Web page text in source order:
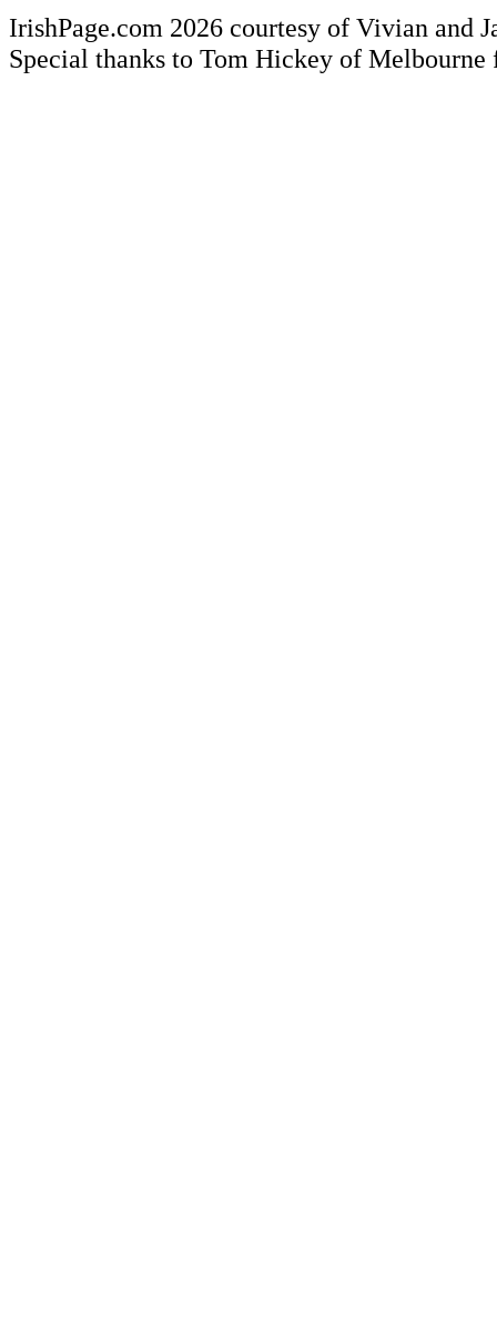
IrishPage.com 2026 courtesy of Vivian and
Special thanks to Tom Hickey of